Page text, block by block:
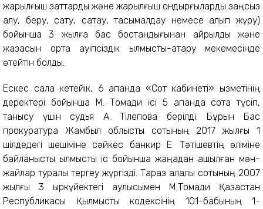
жарылғыш заттарды және жарылғыш қондырғыларды заңсыз
алу, беру, сату, сақтау, тасымалдау немесе алып жүру)
бойынша 3 жылға бас бостандығынан айрылды және
жазасын орта қауіпсіздік қылмыстық-атқару мекемесінде
өтейтін болды.
Ескес сала кетейік, 6 ақпанда «Сот кабинеті» қызметінің
деректері бойынша М. Тоқмади ісі 5 ақпанда сотқа түсіп,
танысу үшін судья А. Тілеповқа берілді. Бұрын Бас
прокуратура Жамбыл облыстық сотының 2017 жылғы 1
шілдедегі шешіміне сәйкес банкир Е. Тәтішевтің өліміне
байланысты қылмыстық іс бойынша жаңадан ашылған мән-
жайлар туралы тергеу жүргізді. Тараз қалалық сотының 2007
жылғы 3 қыркүйектегі қаулысымен М.Тоқмади Қазақстан
Республикасы Қылмыстық кодексінің 101-бабының 1-